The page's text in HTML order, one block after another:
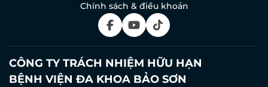
Chính sách & điều khoản
CÔNG TY TRÁCH NHIỆM HỮU HẠN
BỆNH VIỆN ĐA KHOA BẢO SƠN